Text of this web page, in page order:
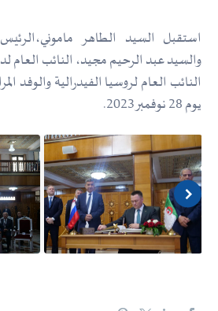
استقبل السيد الطاهر
والسيد عبد الرحيم مجيد، النائب العام
النائب العام لروسيا الفيدرالية والوفد
يوم 28 نوفمبر2023.